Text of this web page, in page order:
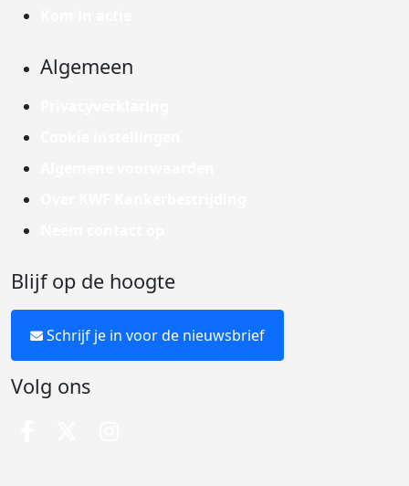
Algemeen
Blijf op de hoogte
Schrijf je in voor de nieuwsbrief
Volg ons